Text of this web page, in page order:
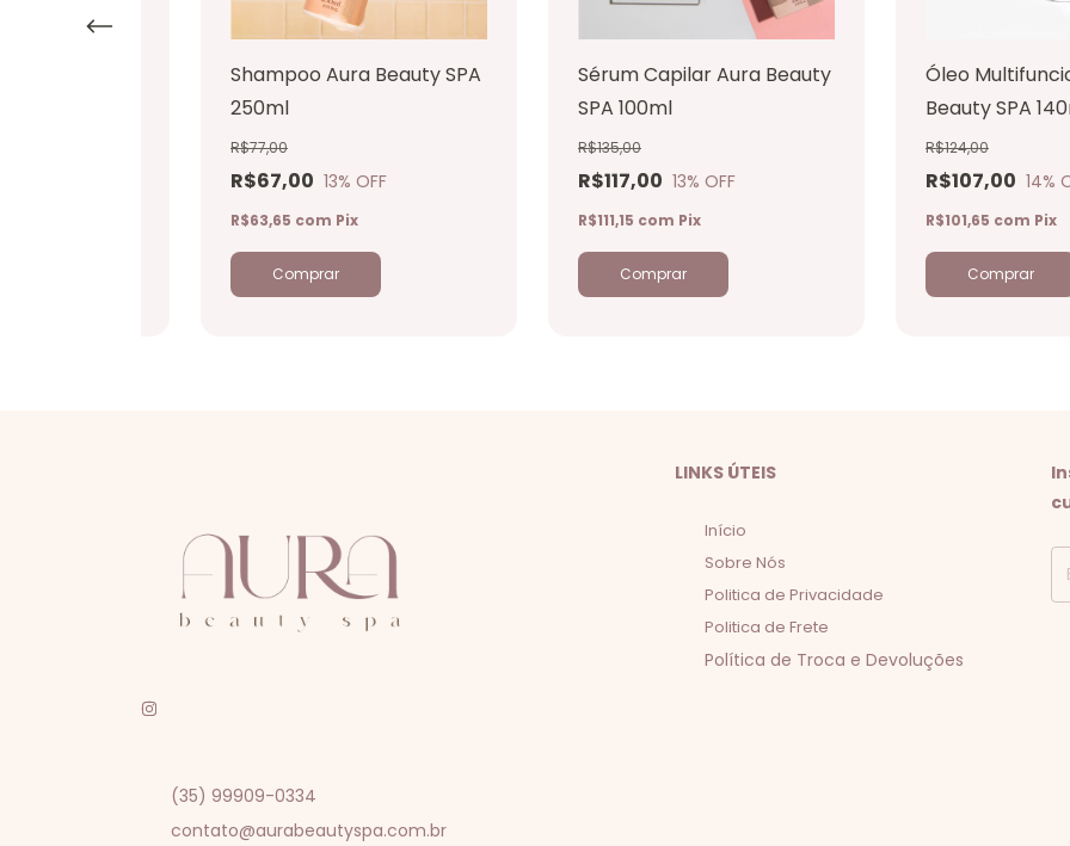
Shampoo Aura Beauty SPA
250ml
R$67,00
R$77,00
13% OFF
R$63,65 com Pix
Sérum Capilar Aura Beauty
SPA 100ml
R$117,00
R$135,00
13% OFF
R$111,15 com Pix
Óleo
Beauty SPA
R$107,00
R$124,00
14%
R$101,65 com Pix
(35) 99909-0334
contato@aurabeautyspa.com.br
LINKS ÚTEIS
Início
Sobre Nós
Politica de Privacidade
Politica de Frete
Política de Troca e Devoluções